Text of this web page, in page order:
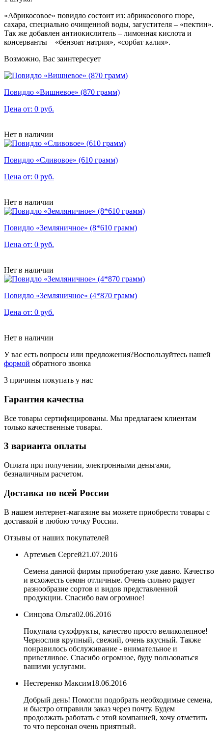
«Абрикосовое» повидло состоит из: абрикосового пюре,
сахара, специально очищенной воды, загустителя – «пектин».
Так же добавлен антиокислитель – лимонная кислота и
консерванты – «бензоат натрия», «сорбат калия».
Возможно, Вас заинтересует
Повидло «Вишневое» (870 грамм)
Цена от: 0 руб.
Нет в наличии
Повидло «Сливовое» (610 грамм)
Цена от: 0 руб.
Нет в наличии
Повидло «Земляничное» (8*610 грамм)
Цена от: 0 руб.
Нет в наличии
Повидло «Земляничное» (4*870 грамм)
Цена от: 0 руб.
Нет в наличии
У вас есть вопросы или предложения?Воспользуйтесь нашей
формой обратного звонка
3 причины покупать у нас
Гарантия качества
Все товары сертифицированы. Мы предлагаем клиентам
только качественные товары.
3 варианта оплаты
Оплата при получении, электронными деньгами,
безналичным расчетом.
Доставка по всей России
В нашем интернет-магазине вы можете приобрести товары с
доставкой в любою точку России.
Отзывы от наших покупателей
Артемьев Сергей21.07.2016
Семена данной фирмы приобретаю уже давно. Качество
и всхожесть семян отличные. Очень сильно радует
разнообразие сортов и видов представленной
продукции. Спасибо вам огромное!
Синцова Ольга02.06.2016
Покупала сухофрукты, качество просто великолепное!
Чернослив крупный, свежий, очень вкусный. Также
понравилось обслуживание - внимательное и
приветливое. Спасибо огромное, буду пользоваться
вашими услугами.
Нестеренко Максим18.06.2016
Добрый день! Помогли подобрать необходимые семена,
и быстро отправили заказ через почту. Будем
продолжать работать с этой компанией, хочу отметить
то что персонал очень приятный.